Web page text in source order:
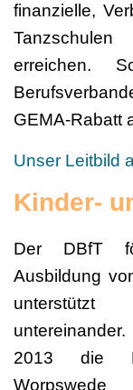
finanzielle,
erreichen.
GEMA-Rabatt
Unser Leitbild
Kinder-
Der DBfT
Ausbildung
2013 die